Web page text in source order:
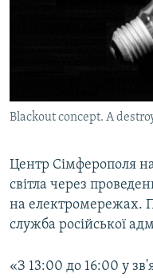
ВІДЕОУРОКИ «ELIFBE»
ІНФОГРАФІКА
ЯК ОБІЙТИ
ДОЛУЧАЙСЯ!
Усі сайти RFE/RL
Blackout concept. A
Центр Сімферополя
світла через
на електромережах.
служба російської
«З 13:00 до 16:00 у